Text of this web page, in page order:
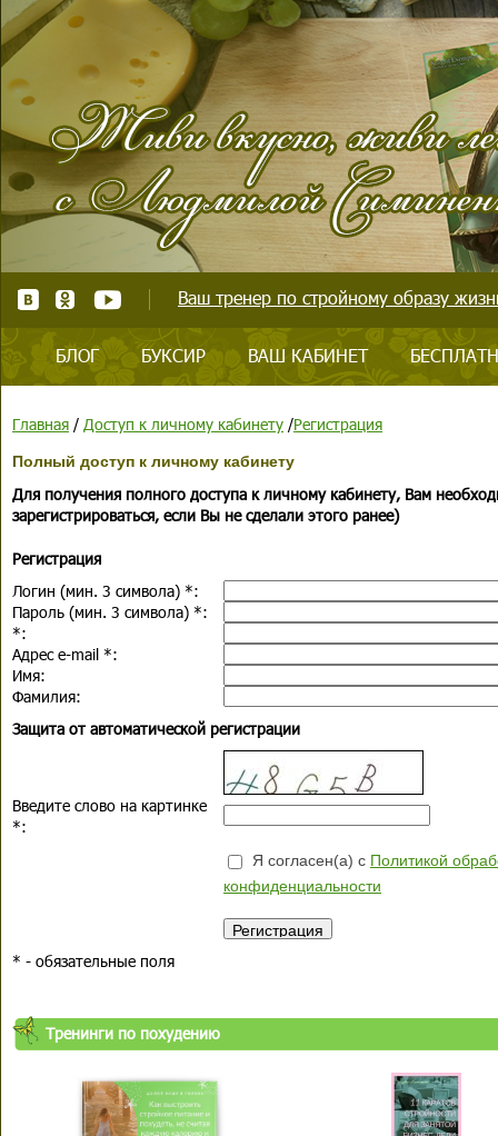
Ваш тренер по стройному образу
БЛОГ БУКСИР ВАШ КАБИНЕТ
Главная / Доступ к личному кабинету /Регистрация
Полный доступ к личному кабинету
Для получения полного доступа к личному кабинету, Вам
зарегистрироваться, если Вы не сделали этого ранее)
Регистрация
Логин (мин. 3 символа) *:
Пароль (мин. 3 символа) *:
*:
Адрес e-mail *:
Имя:
Фамилия:
Защита от автоматической регистрации
Введите слово на картинке
*:
Я согласен(а) с Политикой
конфиденциальности
* - обязательные поля
Тренинги по похудению